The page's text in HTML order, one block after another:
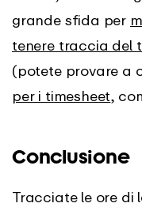
grande sfida per
tenere traccia del
(potete provare a
per i timesheet,
Conclusione
Tracciate le ore di